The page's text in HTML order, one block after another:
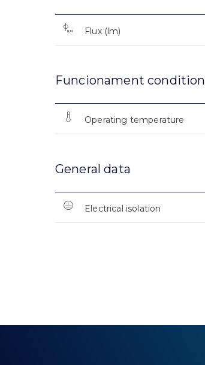
Flux (lm)
Funcionament condition
Operating temperature
General data
Electrical isolation